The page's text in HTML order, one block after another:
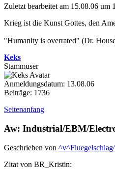
Zuletzt bearbeitet am 15.08.06
Krieg ist die Kunst Gottes, den
"Humanity is overrated" (Dr.
Keks
Stammuser
Anmeldungsdatum: 13.08.06
Beiträge: 1736
Seitenanfang
Aw: Industrial/EBM/
Geschrieben von
Zitat von BR_Kristin: